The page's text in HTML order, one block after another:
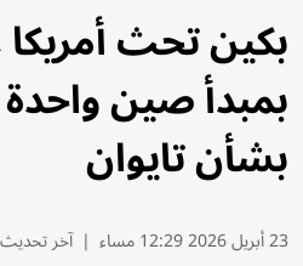
بكين تحث أمريكا
بمبدأ صين واحدة
بشأن تايوان
23 أبريل 2026 12:29 مساء | آخر